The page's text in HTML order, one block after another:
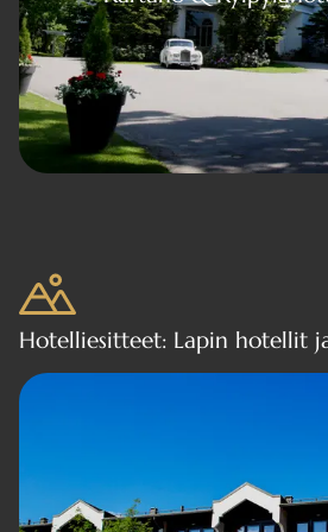
Hotelliesitteet: Lapin hotellit